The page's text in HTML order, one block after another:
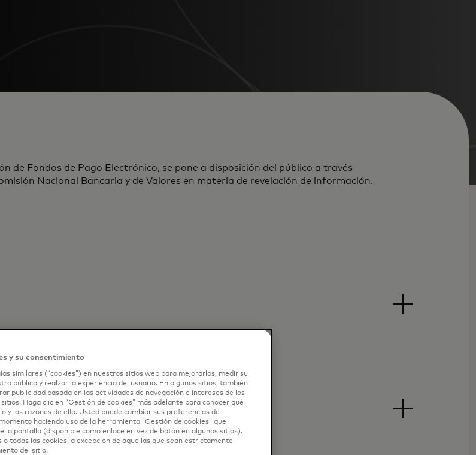
de Fondos de Pago Electrónico, se pone a disposición del público a través
Nacional Bancaria y de Valores en materia de revelación de información.
y su consentimiento
similares (“cookies”) en nuestros sitios web para mejorarlos, medir su
público y realzar la experiencia del usuario. En algunos sitios, también
publicidad basada en las actividades de navegación e intereses de los
Haga clic en “Gestión de cookies” más adelante para conocer qué
y las razones de ello. Usted puede cambiar sus preferencias de
haciendo uso de la herramienta “Gestión de cookies” que
la pantalla (disponible como enlace en vez de botón en algunos sitios).
o todas las cookies, a excepción de aquellas que sean estrictamente
del sitio.